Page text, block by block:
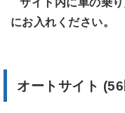
にお入れください。
オートサイト (56